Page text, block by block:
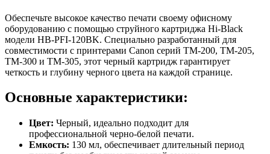
Обеспечьте высокое качество печати своему офисному
оборудованию с помощью струйного картриджа Hi-Black
модели HB-PFI-120BK. Специально разработанный для
совместимости с принтерами Canon серий TM-200, TM-205,
TM-300 и TM-305, этот черный картридж гарантирует
четкость и глубину черного цвета на каждой странице.
Основные характеристики:
Цвет: Черный, идеально подходит для
профессиональной черно-белой печати.
Емкость: 130 мл, обеспечивает длительный период